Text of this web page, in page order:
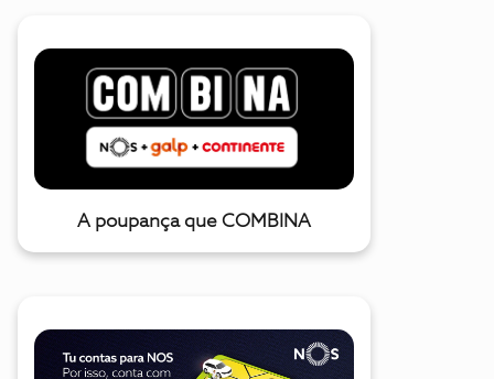
A poupança que COMBINA